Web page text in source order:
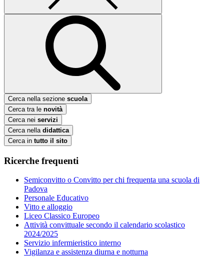
Cerca nella sezione scuola
Cerca tra le novità
Cerca nei servizi
Cerca nella didattica
Cerca in tutto il sito
Ricerche frequenti
Semiconvitto o Convitto per chi frequenta una scuola di
Padova
Personale Educativo
Vitto e alloggio
Liceo Classico Europeo
Attività convittuale secondo il calendario scolastico
2024/2025
Servizio infermieristico interno
Vigilanza e assistenza diurna e notturna